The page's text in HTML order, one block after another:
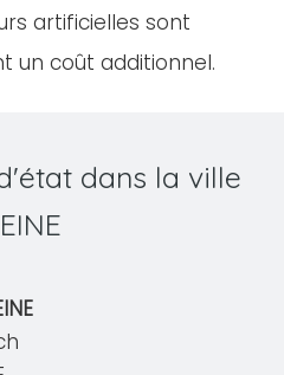
artificielles sont
un coût additionnel.
dans la ville